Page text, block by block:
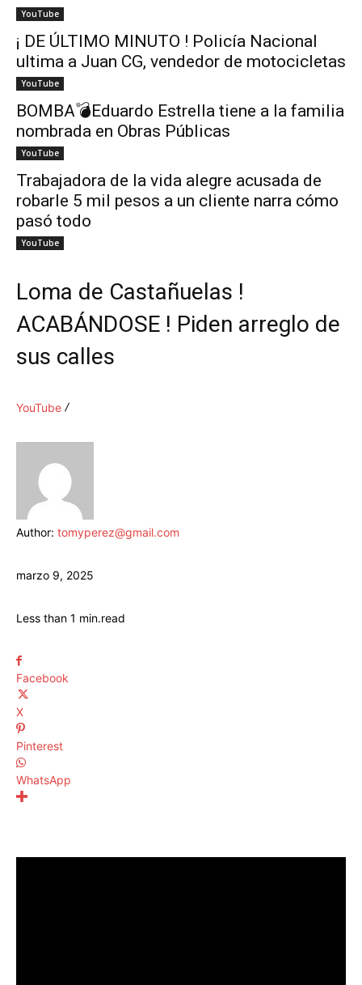
YouTube
¡ DE ÚLTIMO MINUTO ! Policía Nacional
ultima a Juan CG, vendedor de motocicletas
YouTube
BOMBA💣Eduardo Estrella tiene a la familia
nombrada en Obras Públicas
YouTube
Trabajadora de la vida alegre acusada de
robarle 5 mil pesos a un cliente narra cómo
pasó todo
YouTube
Loma de Castañuelas !
ACABÁNDOSE ! Piden arreglo de
sus calles
YouTube
Author: tomyperez@gmail.com
marzo 9, 2025
Less than 1 min.read
Facebook
X
Pinterest
WhatsApp